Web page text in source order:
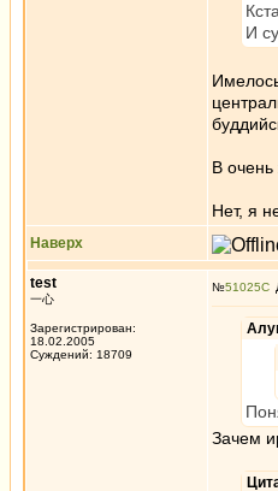
И
В
Нет, я
Наверх
test
一心
Зарегистрирован:
18.02.2005
Суждений: 18709
№51025
Зачем